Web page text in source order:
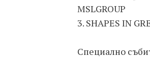
MSLGROUP
3. SHAPES IN
Специално